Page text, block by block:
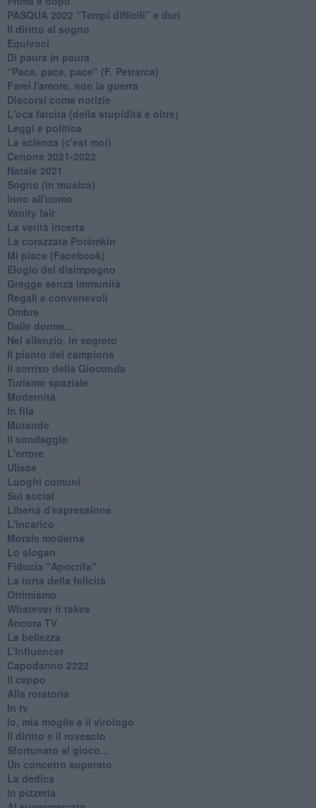
​PASQUA 2022 “Tempi difficili” e duri
Il diritto al sogno
Equivoci
Di paura in paura
​“Pace, pace, pace” (F. Petrarca)
Farei l'amore, non la guerra
Discorsi come notizie
L'oca farcita (della stupidità e oltre)
Leggi e politica
La scienza (c'est moi)
Cenone 2021-2022
Natale 2021
Sogno (in musica)
Inno all'uomo
Vanity fair
La verità incerta
La corazzata Potëmkin
Mi piace (Facebook)
Elogio del disimpegno
Gregge senza immunità
Regali e convenevoli
Ombre
Dalle donne...
Nel silenzio, in segreto
Il pianto del campione
Il sorriso della Gioconda
Turismo spaziale
Modernità
In fila
Mutande
Il sondaggio
L'errore
Ulisse
Luoghi comuni
Sui social
Libertà d'espressione
L'incarico
Morale moderna
Lo slogan
Fiducia "Apocrifa"
La torta della felicità
Ottimismo
Whatever it takes
Ancora TV
La bellezza
L’Influencer
​Capodanno 2222
Il ceppo
Alla rotatoria
In tv
Io, mia moglie e il virologo
Il diritto e il rovescio
Sfortunato al gioco...
Un concetto superato
La dedica
In pizzeria